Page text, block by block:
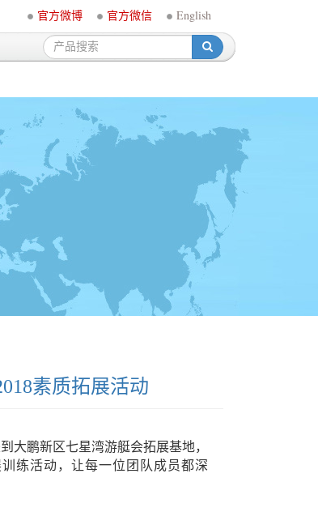
官方微博 官方微信 English
素质拓展活动
大鹏新区七星湾游艇会拓展基地，
练活动，让每一位团队成员都深